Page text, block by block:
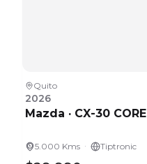
Quito
2026
Mazda · CX-30 CORE
5.000 Kms · Tiptronic